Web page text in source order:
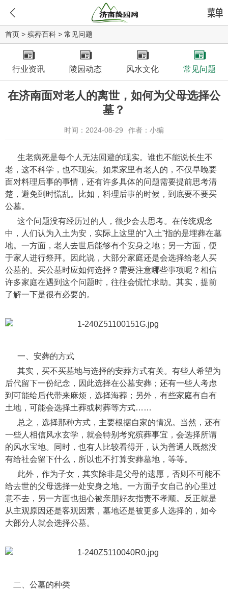
首页 > 殡葬百科 > 常见问题
行业资讯 陵园动态 风水文化 常见问题
在济南面对老人的离世，如何为父母选择公
墓？
时间：2024-08-29 作者：小编
生老病死是每个人无法回避的现实。谁也不能说长生不
老，这不科学，也不现实。如果家里有老人的，不仅早晚要
面对料理后事的事情，还有许多具体的问题需要提前思考清
楚，避免到时慌乱。比如，料理后事的时候，到底要不要买
公墓。
这个问题没有经历过的人，很少会去思考。在传统观念
中，人们认为入土为安，实际上这里的“入土”指的是埋葬在墓
地。一方面，老人去世后能够有个安身之地；另一方面，便
于家人进行祭拜。因此说，大部分家庭还是会选择给老人买
公墓的。买公墓时应如何选择？需要注意哪些事项呢？相信
许多家庭在遇到这个问题时，往往会慌忙求助。其实，提前
了解一下是很有必要的。
一、安葬的方式
其实，买不买墓地与选择的安葬方式有关。有些人希望为
后代留下一份纪念，因此选择在公墓安葬；还有一些人考虑
到可能给后代带来麻烦，选择海葬；另外，有些家庭有自有
土地，可能会选择土葬或树葬等方式……
总之，选择那种方式，主要根据自家的情况。当然，还有
一些人相信风水玄学，就会特别考究殡葬事宜，会选择所谓
的风水宝地。同时，也有人比较看得开，认为普通人既然没
有给社会留下什么，所以也不打算安葬墓地，等等。
此外，作为子女，其实除非是父母的遗愿，否则不可能不
给去世的父母选择一处安身之地。一方面子女自己的心里过
意不去，另一方面也担心被亲朋好友指责不孝顺。反正就是
从主观原因还是客观因素，墓地还是被更多人选择的，如今
大部分人就会选择公墓。
二、公墓的种类